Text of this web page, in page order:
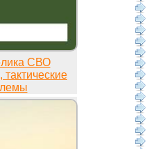
СВО